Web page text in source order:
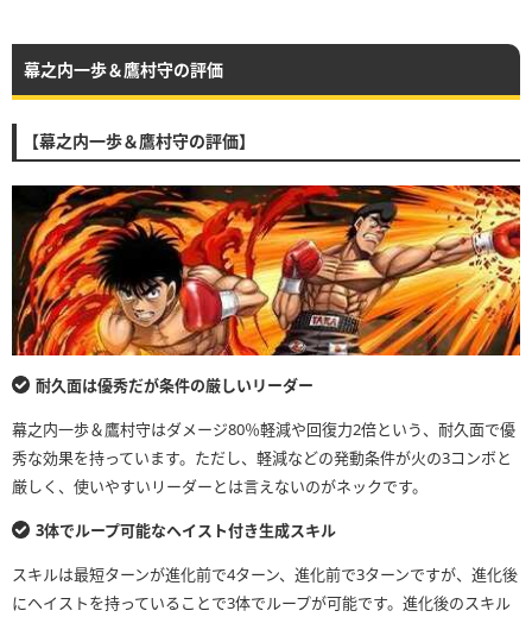
幕之内一歩＆鷹村守の評価
【幕之内一歩＆鷹村守の評価】
耐久面は優秀だが条件の厳しいリーダー
幕之内一歩＆鷹村守はダメージ80％軽減や回復力2倍という、耐久面で優
秀な効果を持っています。ただし、軽減などの発動条件が火の3コンボと
厳しく、使いやすいリーダーとは言えないのがネックです。
3体でループ可能なヘイスト付き生成スキル
スキルは最短ターンが進化前で4ターン、進化前で3ターンですが、進化後
にヘイストを持っていることで3体でループが可能です。進化後のスキル